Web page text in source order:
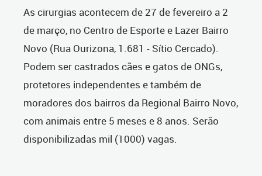
As cirurgias acontecem de 27 de fevereiro a 2
de março, no Centro de Esporte e Lazer Bairro
Novo (Rua Ourizona, 1.681 - Sítio Cercado).
Podem ser castrados cães e gatos de ONGs,
protetores independentes e também de
moradores dos bairros da Regional Bairro Novo,
com animais entre 5 meses e 8 anos. Serão
disponibilizadas mil (1000) vagas.